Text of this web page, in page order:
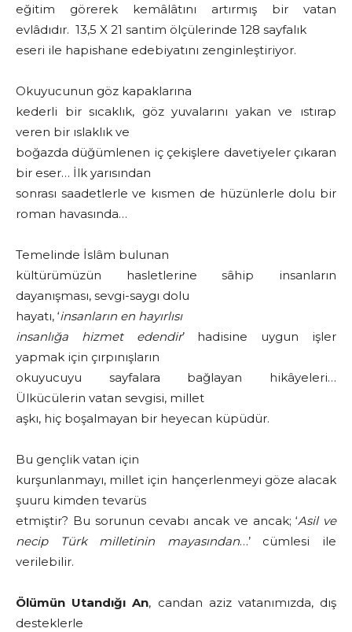
eğitim görerek kemâlâtını artırmış bir vatan
evlâdıdır. 13,5 X 21 santim ölçülerinde 128 sayfalık
eseri ile hapishane edebiyatını zenginleştiriyor.
Okuyucunun göz kapaklarına
kederli bir sıcaklık, göz yuvalarını yakan ve ıstırap
veren bir ıslaklık ve
boğazda düğümlenen iç çekişlere davetiyeler çıkaran
bir eser… İlk yarısından
sonrası saadetlerle ve kısmen de hüzünlerle dolu bir
roman havasında…
Temelinde İslâm bulunan
kültürümüzün hasletlerine sâhip insanların
dayanışması, sevgi-saygı dolu
hayatı, ‘insanların en hayırlısı
insanlığa hizmet edendir’ hadisine uygun işler
yapmak için çırpınışların
okuyucuyu sayfalara bağlayan hikâyeleri…
Ülkücülerin vatan sevgisi, millet
aşkı, hiç boşalmayan bir heyecan küpüdür.
Bu gençlik vatan için
kurşunlanmayı, millet için hançerlenmeyi göze alacak
şuuru kimden tevarüs
etmiştir? Bu sorunun cevabı ancak ve ancak; ‘Asil ve
necip Türk milletinin mayasından…’ cümlesi ile
verilebilir.
Ölümün Utandığı An, candan aziz vatanımızda, dış
desteklerle